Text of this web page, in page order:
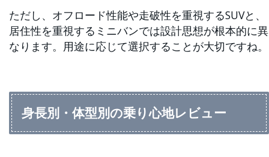
ただし、オフロード性能や走破性を重視するSUVと、
居住性を重視するミニバンでは設計思想が根本的に異
なります。用途に応じて選択することが大切ですね。
身長別・体型別の乗り心地レビュー